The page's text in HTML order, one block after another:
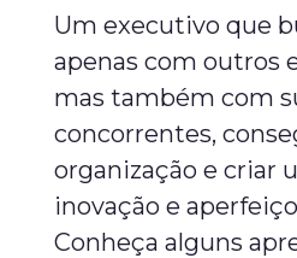
Um executivo que
apenas com outros
mas também com
concorrentes,
organização e criar
inovação e
Conheça alguns